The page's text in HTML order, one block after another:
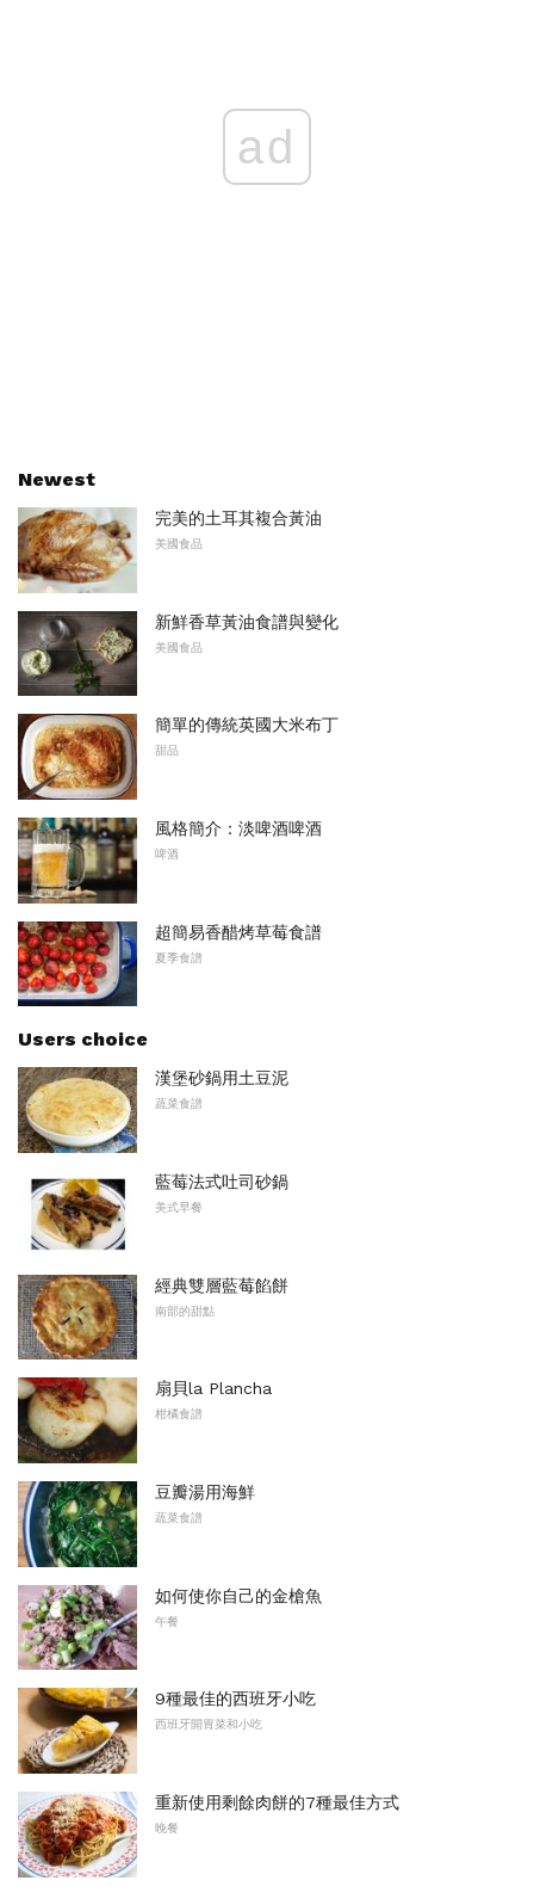
ad
Newest
完美的土耳其複合黃油
美國食品
新鮮香草黃油食譜與變化
美國食品
簡單的傳統英國大米布丁
甜品
風格簡介：淡啤酒啤酒
啤酒
超簡易香醋烤草莓食譜
夏季食譜
Users choice
漢堡砂鍋用土豆泥
蔬菜食譜
藍莓法式吐司砂鍋
美式早餐
經典雙層藍莓餡餅
南部的甜點
扇貝la Plancha
柑橘食譜
豆瓣湯用海鮮
蔬菜食譜
如何使你自己的金槍魚
午餐
9種最佳的西班牙小吃
西班牙開胃菜和小吃
重新使用剩餘肉餅的7種最佳方式
晚餐